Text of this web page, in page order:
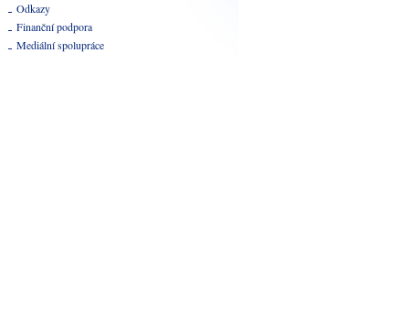
Odkazy
Finanční podpora
Mediální spolupráce